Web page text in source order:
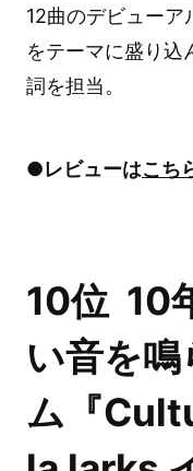
12曲のデビューア
をテーマに盛り込
詞を担当。
●レビューはこち
10位 10
い音を
ム『